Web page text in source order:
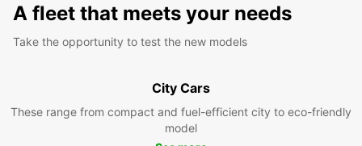
A fleet that meets your needs
Take the opportunity to test the new models
City Cars
These range from compact and fuel-efficient city to eco-friendly
model